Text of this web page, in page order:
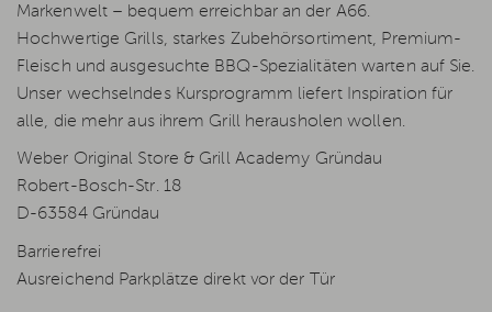
Markenwelt – bequem erreichbar an der A66.
Hochwertige Grills, starkes Zubehörsortiment, Premium-
Fleisch und ausgesuchte BBQ-Spezialitäten warten auf Sie.
Unser wechselndes Kursprogramm liefert Inspiration für
alle, die mehr aus ihrem Grill herausholen wollen.
Weber Original Store & Grill Academy Gründau
Robert-Bosch-Str. 18
D-63584 Gründau
Barrierefrei
Ausreichend Parkplätze direkt vor der Tür